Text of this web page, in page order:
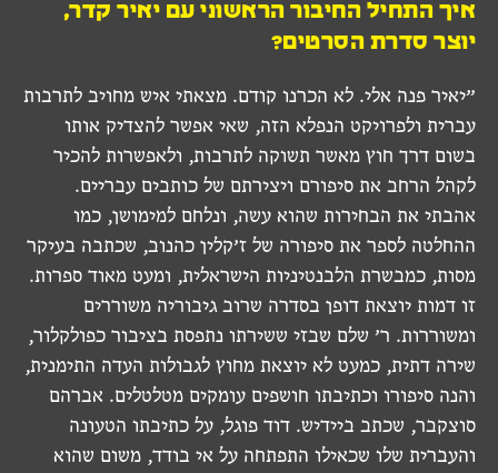
איך התחיל החיבור הראשוני עם יאיר קדר,
יוצר סדרת הסרטים?
״יאיר פנה אלי. לא הכרנו קודם. מצאתי איש מחויב לתרבות
עברית ולפרויקט הנפלא הזה, שאי אפשר להצדיק אותו
בשום דרך חוץ מאשר תשוקה לתרבות, ולאפשרות להכיר
לקהל הרחב את סיפורם ויצירתם של כותבים עבריים.
אהבתי את הבחירות שהוא עשה, ונלחם למימושן, כמו
ההחלטה לספר את סיפורה של ז׳קלין כהנוב, שכתבה בעיקר
מסות, כמבשרת הלבנטיניות הישראלית, ומעט מאוד ספרות.
זו דמות יוצאת דופן בסדרה שרוב גיבוריה משוררים
ומשוררות. ר׳ שלם שבזי ששירתו נתפסת בציבור כפולקלור,
שירה דתית, כמעט לא יוצאת מחוץ לגבולות העדה התימנית,
והנה סיפורו וכתיבתו חושפים עומקים מטלטלים. אברהם
סוצקבר, שכתב ביידיש. דוד פוגל, על כתיבתו הטעונה
והעברית שלו שכאילו התפתחה על אי בודד, משום שהוא